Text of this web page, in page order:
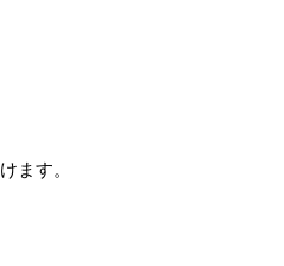
ます。